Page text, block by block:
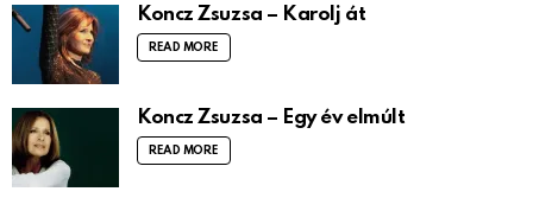
Koncz Zsuzsa – Karolj át
READ MORE
Koncz Zsuzsa – Egy év elmúlt
READ MORE